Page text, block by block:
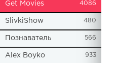
Get Movies 4086
SlivkiShow 480
Познаватель 566
Alex Boyko 933